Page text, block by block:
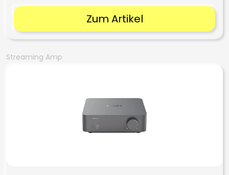
Zum Artikel
Streaming Amp